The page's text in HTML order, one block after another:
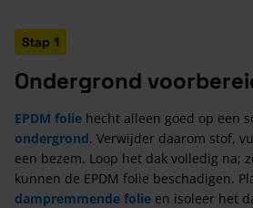
Stap 1
Ondergrond
EPDM folie hecht alleen goed op een
ondergrond. Verwijder daarom stof,
een bezem. Loop het dak volledig na;
kunnen de EPDM folie beschadigen.
dampremmende folie en isoleer het